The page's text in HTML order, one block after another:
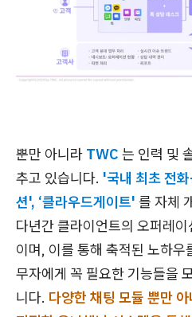
뿐만 아니라 TWC 는 인력 및
추고 있습니다. '국내 최초 전
션', ‘클라우드게이트' 를 자체
다년간 클라이언트의 오퍼레
이며, 이를 통해 축적된 노하우
무자에게 꼭 필요한 기능들을
니다. 다양한 채팅 모듈 뿐만